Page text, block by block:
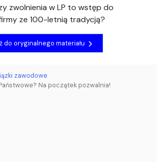
zwolnienia w LP to wstęp do
ze 100-letnią tradycją?
do oryginalnego materiału
zawodowe
Na początek pozwalnia!